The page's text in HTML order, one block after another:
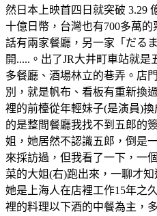
然日本上映首四日就突破 3.29
十億日幣，台灣也有700多萬
話有兩家餐廳，另一家「だる
開.....。出了JR大井町車站就
多餐廳、酒場林立的巷弄。店
別，就是帆布、看板有重新換
裡的前檯從年輕妹子(是演員)
的是整間餐廳我找不到五郎的
姐，她居然不認識五郎，倒是
來採訪過，但我看了一下，一
菜的大姐(右)跑出來，一聊才
她是上海人在店裡工作15年之
裡的料理以下酒的中餐為主，